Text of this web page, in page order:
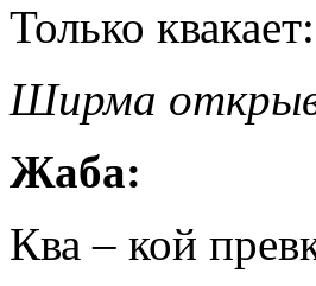
Только
Ширма
Жаба:
Ква – кой